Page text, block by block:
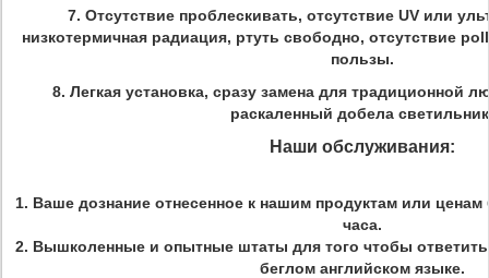
7. Отсутствие проблескивать, отсутствие UV или
низкотермичная радиация, ртуть свободно, отсутствие
пользы.
8. Легкая установка, сразу замена для традиционной
раскаленный добела
Наши обслуживания:
1. Ваше дознание отнесенное к нашим продуктам или ценам
часа.
2. Вышколенные и опытные штаты для того чтобы
беглом английском языке.